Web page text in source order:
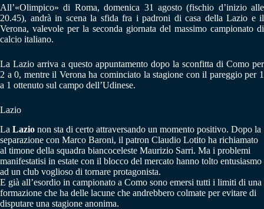
All’«Olimpico» di Roma, domenica 31 agosto (fischio d’inizio alle
20.45), andrà in scena la sfida fra i padroni di casa della Lazio e il
Verona, valevole per la seconda giornata del massimo campionato di
calcio italiano.
La Lazio arriva a questo appuntamento dopo la sconfitta di Como per
2 a 0, mentre il Verona ha cominciato la stagione con il pareggio per 1
a 1 ottenuto sul campo dell’Udinese.
Lazio
La Lazio non sta di certo attraversando un momento positivo. Dopo la
separazione con Marco Baroni, il patron Claudio Lotito ha richiamato
al timone della squadra biancoceleste Maurizio Sarri. Ma i problemi
manifestatisi in estate con il blocco del mercato hanno tolto entusiasmo
ad un club voglioso di tornare protagonista.
E già all’esordio in campionato a Como sono emersi tutti i limiti di una
formazione che ha delle lacune che andrebbero colmate per evitare di
disputare una stagione anonima.